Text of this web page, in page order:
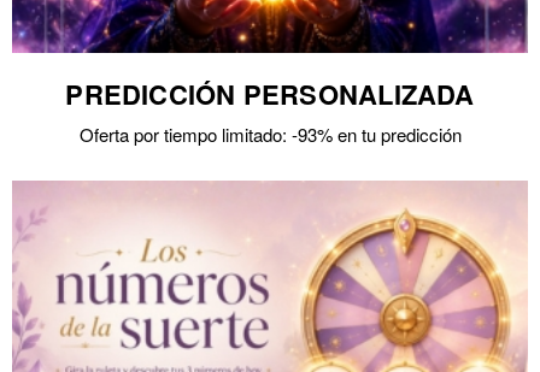
PREDICCIÓN PERSONALIZADA
Oferta por tiempo limitado: -93% en tu predicción